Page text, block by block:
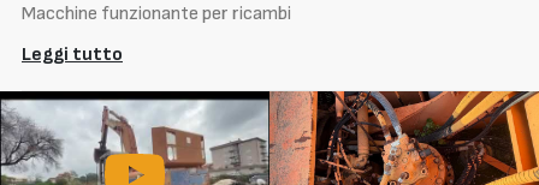
Macchine funzionante per ricambi
Leggi tutto